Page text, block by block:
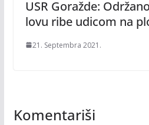
USR Goražde:
lovu ribe udicom na
21. Septembra 2021.
Komentariši